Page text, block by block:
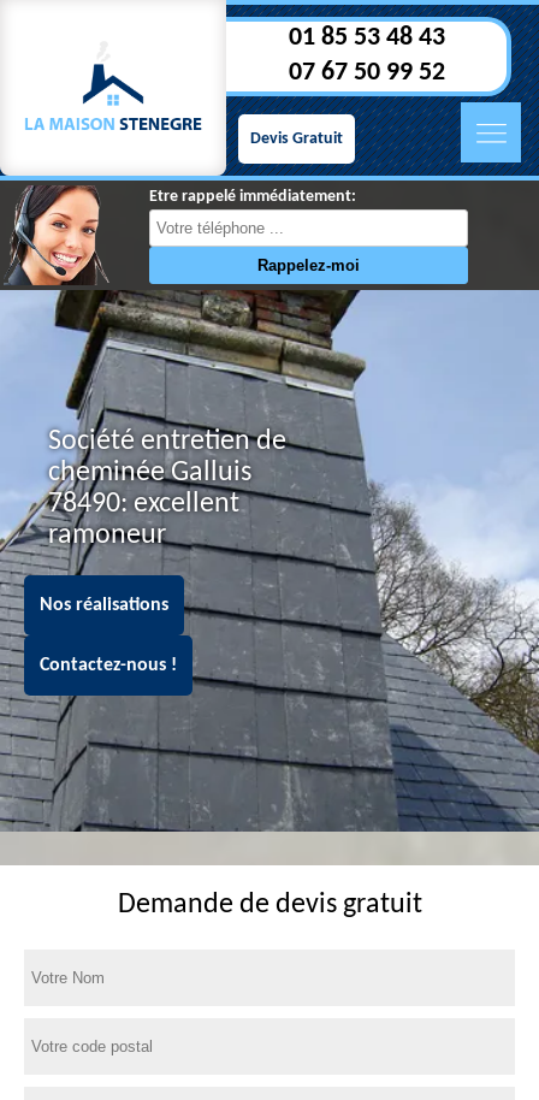
01 85 53 48 43
07 67 50 99 52
Devis Gratuit
Etre rappelé immédiatement:
Société entretien de
cheminée Galluis
78490: excellent
ramoneur
Nos réalisations
Contactez-nous !
Demande de devis gratuit